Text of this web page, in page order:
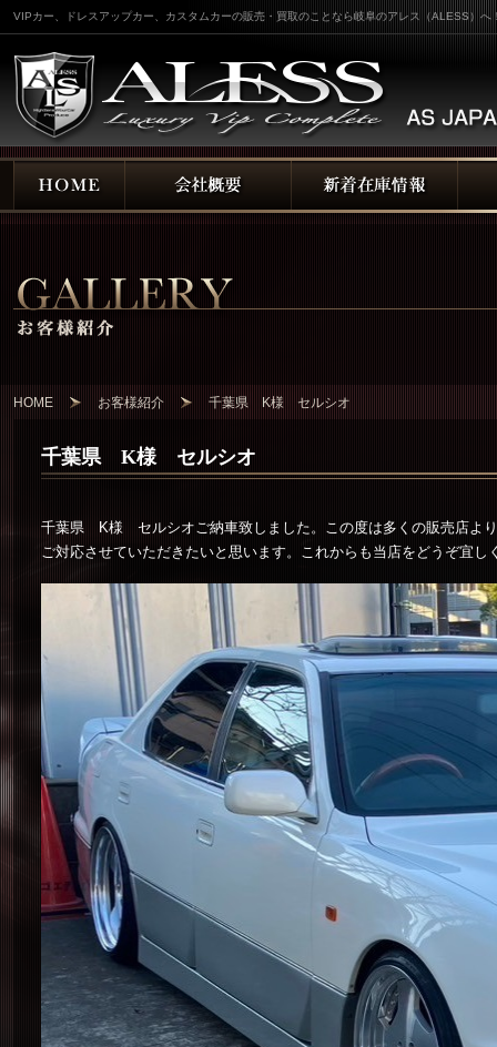
VIPカー、ドレスアップカー、カスタムカーの販売・買取のことなら岐阜のアレス（ALESS）へ
HOME お客様紹介 千葉県 K様 セルシオ
千葉県 K様 セルシオ
千葉県 K様 セルシオご納車致しました。この度は多くの販売店よ
ご対応させていただきたいと思います。これからも当店をどうぞ宜